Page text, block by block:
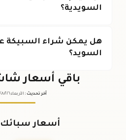
السويدية؟
هل يمكن شراء السبيكة
السويد؟
باقي أسعار
آخر تحديث : الأربعاء ٠٥ /٠٨/٢٠٢٦ -
أسعار سبائك